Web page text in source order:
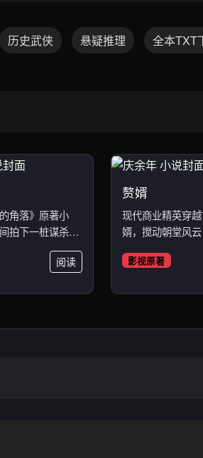
历史武侠 悬疑推理 全本TXT
角落》原著小
拍下一桩谋杀
阅读
赘婿
现代商业精英穿
婿，搅动朝堂风
影视原著